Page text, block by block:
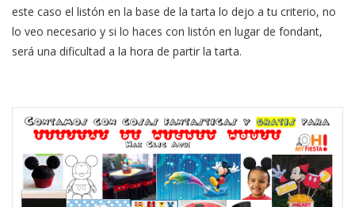
este caso el listón en la base de la tarta lo dejo a tu criterio, no
lo veo necesario y si lo haces con listón en lugar de fondant,
será una dificultad a la hora de partir la tarta.